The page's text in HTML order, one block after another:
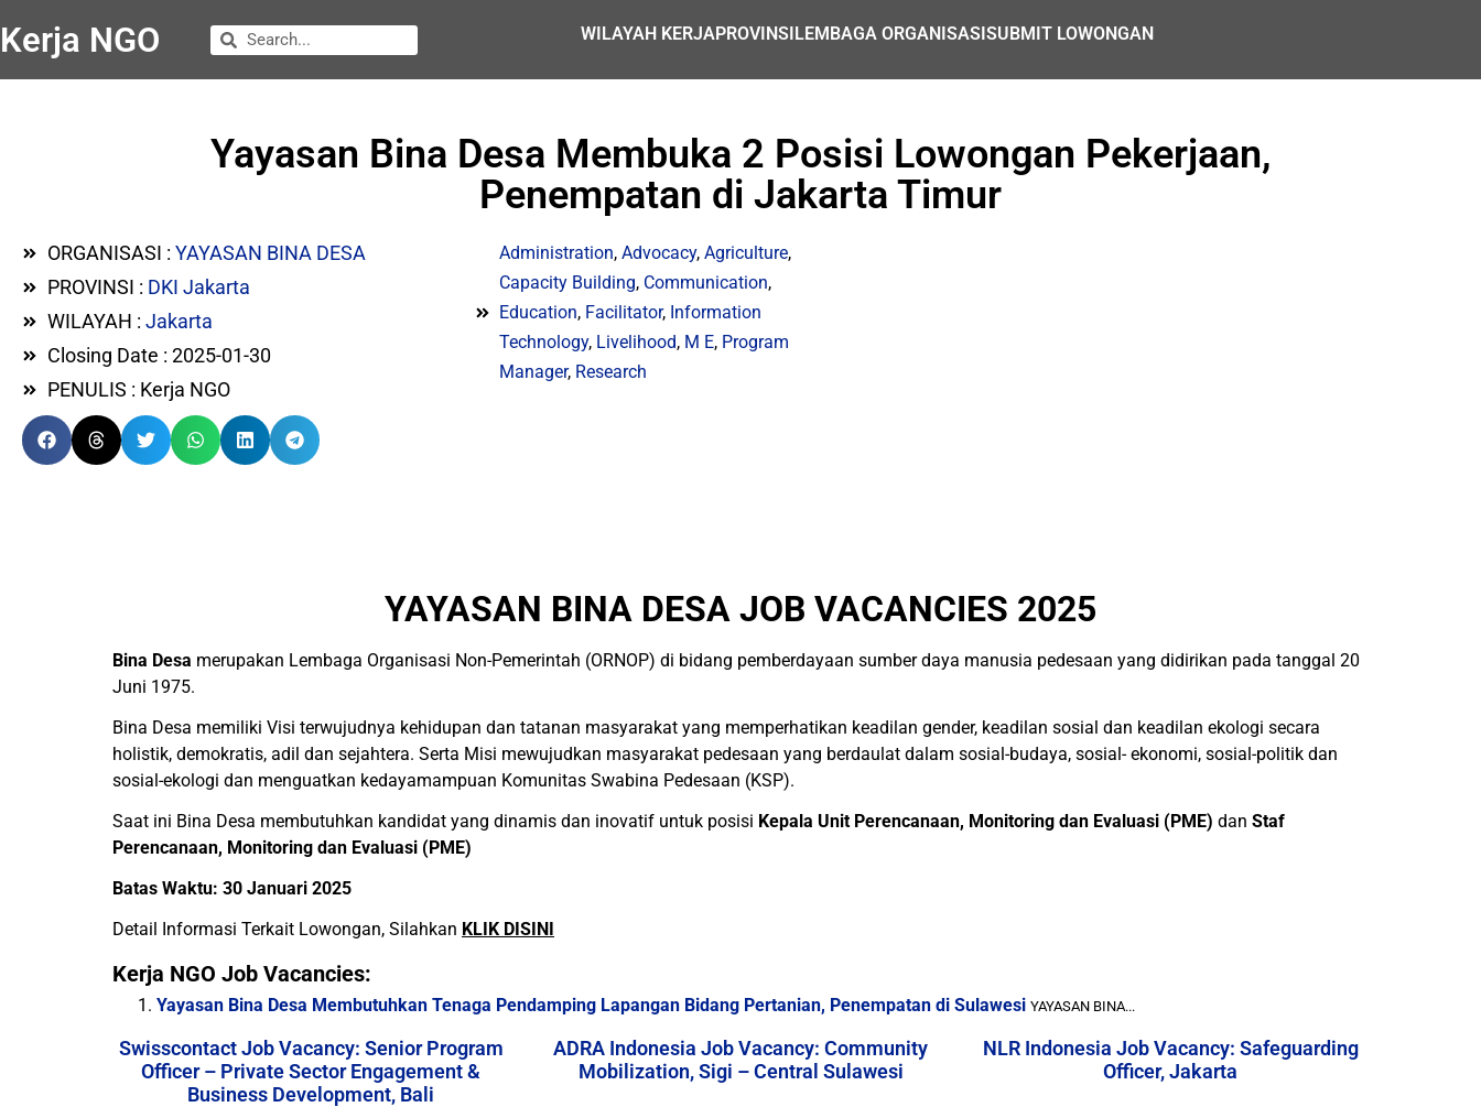
Kerja NGO WILAYAH KERJAPROVINSILEMBAGA ORGANISASISUBMIT LOWONGAN
Yayasan Bina Desa Membuka 2 Posisi Lowongan Pekerjaan,
Penempatan di Jakarta Timur
ORGANISASI : YAYASAN BINA DESA
PROVINSI : DKI Jakarta
WILAYAH : Jakarta
Closing Date : 2025-01-30
PENULIS : Kerja NGO
Administration,Advocacy,Agriculture,
Capacity Building, Communication,
Education, Facilitator, Information
Technology, Livelihood, M E, Program
Manager, Research
YAYASAN BINA DESA JOB VACANCIES 2025
Bina Desa merupakan Lembaga Organisasi Non-Pemerintah (ORNOP) di bidang pemberdayaan sumber daya manusia pedesaan yang didirikan pada tanggal 20
Juni 1975.
Bina Desa memiliki Visi terwujudnya kehidupan dan tatanan masyarakat yang memperhatikan keadilan gender, keadilan sosial dan keadilan ekologi secara
holistik, demokratis, adil dan sejahtera. Serta Misi mewujudkan masyarakat pedesaan yang berdaulat dalam sosial-budaya, sosial- ekonomi, sosial-politik dan
sosial-ekologi dan menguatkan kedayamampuan Komunitas Swabina Pedesaan (KSP).
Saat ini Bina Desa membutuhkan kandidat yang dinamis dan inovatif untuk posisi Kepala Unit Perencanaan, Monitoring dan Evaluasi (PME) dan Staf
Perencanaan, Monitoring dan Evaluasi (PME)
Batas Waktu: 30 Januari 2025
Detail Informasi Terkait Lowongan, Silahkan KLIK DISINI
Kerja NGO Job Vacancies:
Yayasan Bina Desa Membutuhkan Tenaga Pendamping Lapangan Bidang Pertanian, Penempatan di Sulawesi YAYASAN BINA...
Swisscontact Job Vacancy: Senior Program
Officer – Private Sector Engagement &
Business Development, Bali
ADRA Indonesia Job Vacancy: Community
Mobilization, Sigi – Central Sulawesi
NLR Indonesia Job Vacancy: Safeguarding
Officer, Jakarta